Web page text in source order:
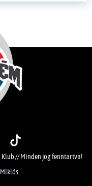
Klub // Minden jog fenntartva!
Miklós